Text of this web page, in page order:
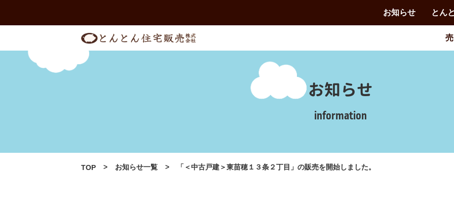
お知らせ とん
お知らせ
information
TOP お知らせ一覧 「＜中古戸建＞東苗穂１３条２丁目」の販売を開始しました。